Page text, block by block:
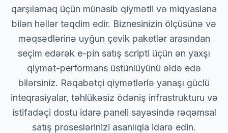
qarşılamaq üçün münasib qiymətli və miqyaslana
bilən həllər təqdim edir. Biznesinizin ölçüsünə və
məqsədlərinə uyğun çevik paketlər arasından
seçim edərək e-pin satış scripti üçün ən yaxşı
qiymət-performans üstünlüyünü əldə edə
bilərsiniz. Rəqabətçi qiymətlərlə yanaşı güclü
inteqrasiyalar, təhlükəsiz ödəniş infrastrukturu və
istifadəçi dostu idarə paneli sayəsində rəqəmsal
satış proseslərinizi asanlıqla idarə edin.